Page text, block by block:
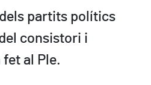
partits polítics
consistori i
al Ple.